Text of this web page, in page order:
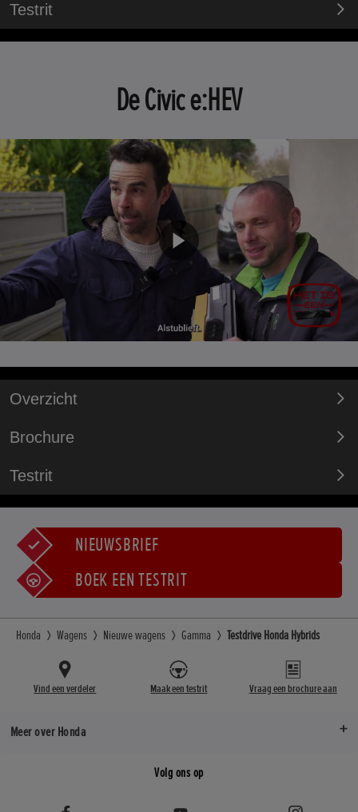
Testrit
De Civic e:HEV
Overzicht
Brochure
Testrit
NIEUWSBRIEF
BOEK EEN TESTRIT
Honda Wagens Nieuwe wagens Gamma Testdrive Honda Hybrids
Vind een verdeler Maak een testrit Vraag een brochure aan
Meer over Honda
Volg ons op